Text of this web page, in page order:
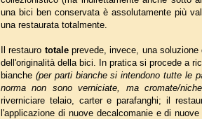
una bici ben conservata è assolutamente più
una restaurata totalmente.
Il restauro totaleprevede, invece, una soluzione
dell'originalità della bici. In pratica si procede a
bianche (per parti bianche si intendono tutte le
norma non sono verniciate, ma cromate/
riverniciare telaio, carter e parafanghi; il
l'applicazione di nuove decalcomanie e di